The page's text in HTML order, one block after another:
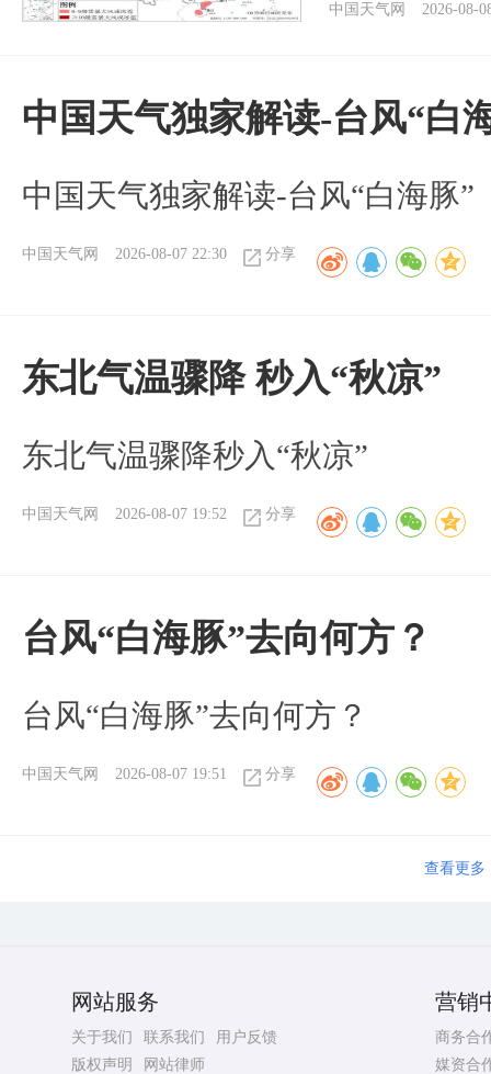
中国天气网 2026-08-
中国天气独家解读-台风“白
中国天气独家解读-台风“白海豚”
中国天气网 2026-08-07 22:30 分享
东北气温骤降 秒入“秋凉”
东北气温骤降秒入“秋凉”
中国天气网 2026-08-07 19:52 分享
台风“白海豚”去向何方？
台风“白海豚”去向何方？
中国天气网 2026-08-07 19:51 分享
查看更多
网站服务
关于我们 联系我们
用户反馈
版权声明
网站律师
营销
商务合
媒资合